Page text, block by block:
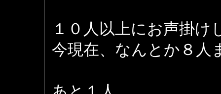
１０人以上にお声掛け
今現在、なんとか８人